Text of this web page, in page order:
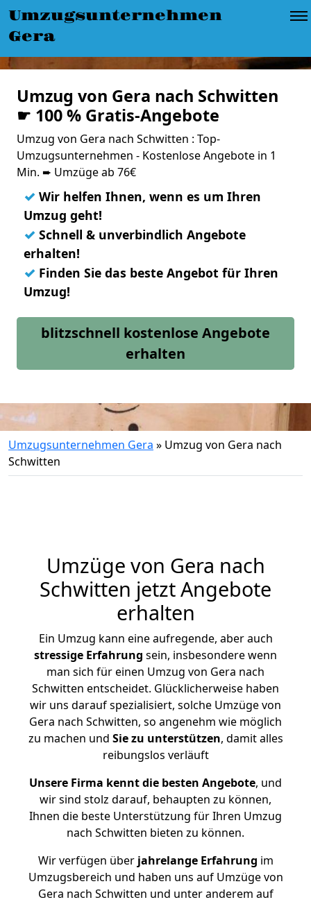
Umzugsunternehmen
Gera
Umzug von Gera nach Schwitten
☛ 100 % Gratis-Angebote
Umzug von Gera nach Schwitten : Top-
Umzugsunternehmen - Kostenlose Angebote in 1
Min. ➨ Umzüge ab 76€
✓ Wir helfen Ihnen, wenn es um Ihren
Umzug geht!
✓ Schnell & unverbindlich Angebote
erhalten!
✓ Finden Sie das beste Angebot für Ihren
Umzug!
blitzschnell kostenlose Angebote
erhalten
Umzugsunternehmen Gera » Umzug von Gera nach
Schwitten
Umzüge von Gera nach
Schwitten jetzt Angebote
erhalten
Ein Umzug kann eine aufregende, aber auch
stressige Erfahrung sein, insbesondere wenn
man sich für einen Umzug von Gera nach
Schwitten entscheidet. Glücklicherweise haben
wir uns darauf spezialisiert, solche Umzüge von
Gera nach Schwitten, so angenehm wie möglich
zu machen und Sie zu unterstützen, damit alles
reibungslos verläuft
Unsere Firma kennt die besten Angebote, und
wir sind stolz darauf, behaupten zu können,
Ihnen die beste Unterstützung für Ihren Umzug
nach Schwitten bieten zu können.
Wir verfügen überjahrelange Erfahrung im
Umzugsbereich und haben uns auf Umzüge von
Gera nach Schwitten und unter anderem auf